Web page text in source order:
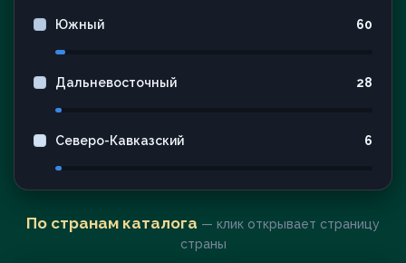
Южный 60
Дальневосточный 28
Северо-Кавказский 6
По странам каталога — клик открывает страницу
страны